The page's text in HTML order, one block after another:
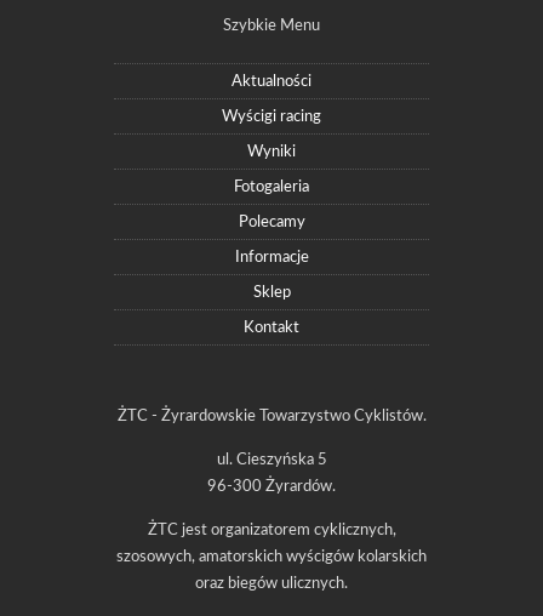
Szybkie Menu
Aktualności
Wyścigi racing
Wyniki
Fotogaleria
Polecamy
Informacje
Sklep
Kontakt
ŻTC - Żyrardowskie Towarzystwo Cyklistów.
ul. Cieszyńska 5
96-300 Żyrardów.
ŻTC jest organizatorem cyklicznych,
szosowych, amatorskich wyścigów kolarskich
oraz biegów ulicznych.